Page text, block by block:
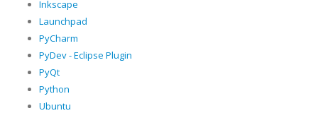
Inkscape
Launchpad
PyCharm
PyDev - Eclipse Plugin
PyQt
Python
Ubuntu